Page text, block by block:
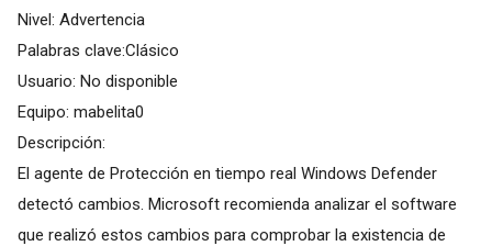
Nivel: Advertencia
Palabras clave:Clásico
Usuario: No disponible
Equipo: mabelita0
Descripción:
El agente de Protección en tiempo real Windows Defender
detectó cambios. Microsoft recomienda analizar el software
que realizó estos cambios para comprobar la existencia de